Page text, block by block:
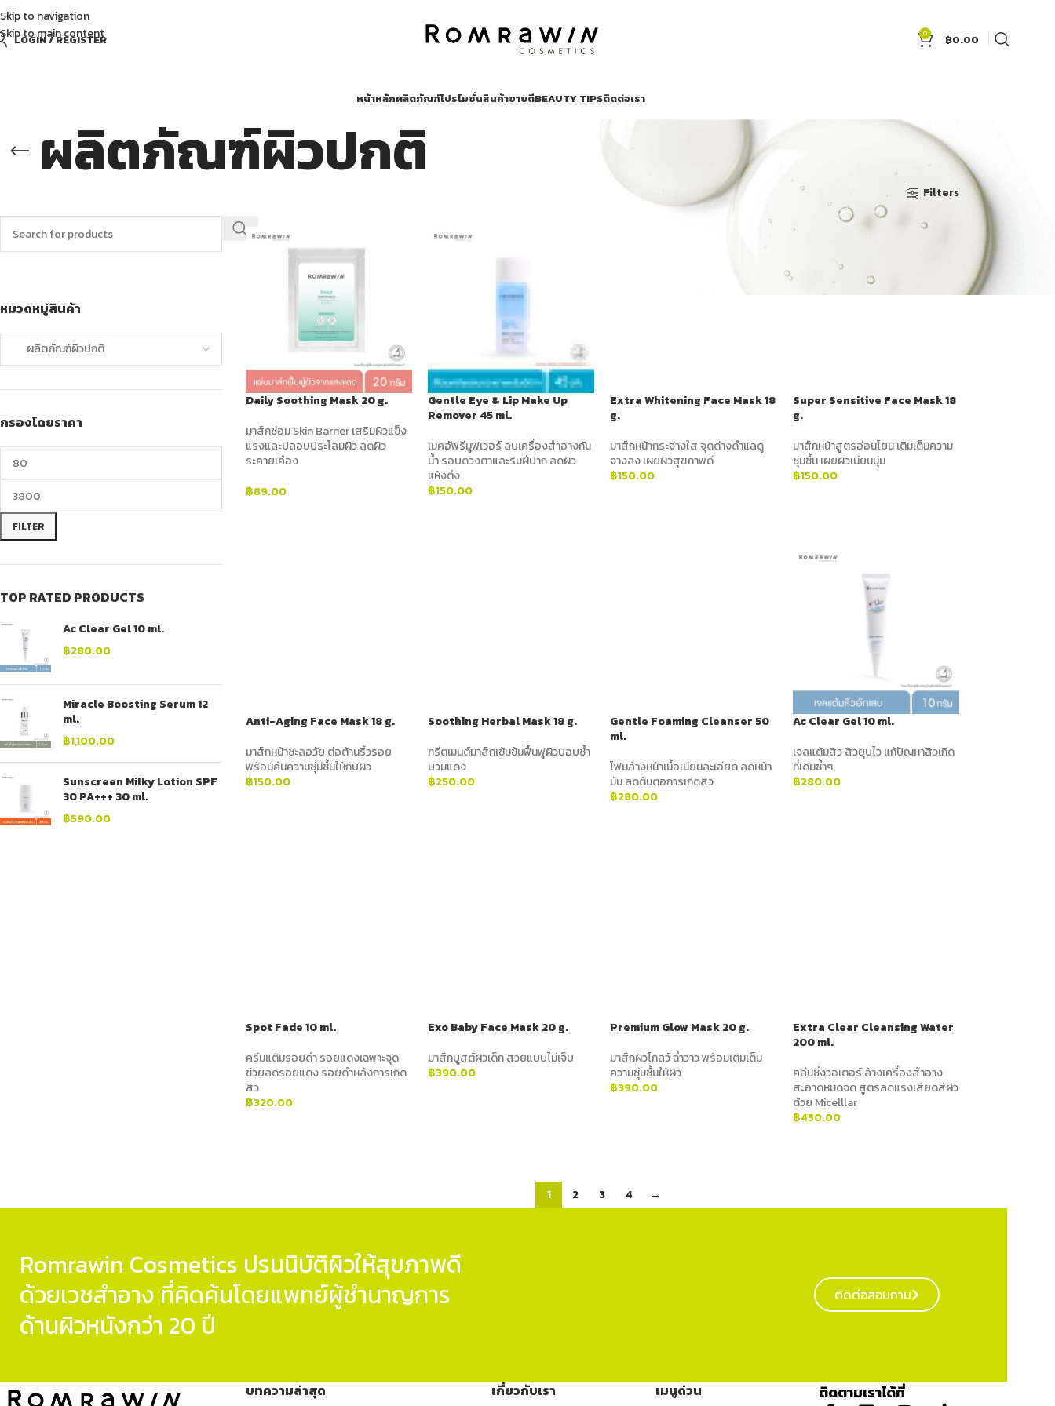
Skip to navigation
Skip to main content
LOGIN / REGISTER 0 ฿0.00
หน้าหลักผลิตภัณฑ์โปรโมชั่นสินค้าขายดีBEAUTY TIPSติดต่อเรา
ผลิตภัณฑ์ผิวปกติ
หมวดหมู่สินค้า
กรองโดยราคา
FILTER
TOP RATED PRODUCTS
Ac Clear Gel 10 ml.
฿280.00
Miracle Boosting Serum 12
ml.
฿1,100.00
Sunscreen Milky Lotion SPF
30 PA+++ 30 ml.
฿590.00
Show Filters
Daily Soothing Mask 20 g.
มาส์กซ่อม Skin Barrier เสริมผิวแข็ง
แรงและปลอบประโลมผิว ลดผิว
ระคายเคือง
฿89.00
Gentle Eye & Lip Make Up
Remover 45 ml.
เมคอัพรีมูฟเวอร์ ลบเครื่องสำอางกัน
น้ำ รอบดวงตาและริมฝีปาก ลดผิว
แห้งตึง
฿150.00
Extra Whitening Face Mask 18
g.
มาส์กหน้ากระจ่างใส จุดด่างดำแลดู
จางลง เผยผิวสุขภาพดี
฿150.00
Super Sensitive Face Mask 18
g.
มาส์กหน้าสูตรอ่อนโยน เติมเต็มความ
ชุ่มชื้น เผยผิวเนียนนุ่ม
฿150.00
Anti-Aging Face Mask 18 g.
มาส์กหน้าชะลอวัย ต่อต้านริ้วรอย
พร้อมคืนความชุ่มชื้นให้กับผิว
฿150.00
Soothing Herbal Mask 18 g.
ทรีตเมนต์มาส์กเข้มข้นฟื้นฟูผิวบอบช้ำ
บวมแดง
฿250.00
Gentle Foaming Cleanser 50
ml.
โฟมล้างหน้าเนื้อเนียนละเอียด ลดหน้า
มัน ลดต้นตอการเกิดสิว
฿280.00
Ac Clear Gel 10 ml.
เจลแต้มสิว สิวยุบไว แก้ปัญหาสิวเกิด
ที่เดิมซ้ำๆ
฿280.00
Spot Fade 10 ml.
ครีมแต้มรอยดำ รอยแดงเฉพาะจุด
ช่วยลดรอยแดง รอยดำหลังการเกิด
สิว
฿320.00
Exo Baby Face Mask 20 g.
มาส์กบูสต์ผิวเด็ก สวยแบบไม่เจ็บ
฿390.00
Premium Glow Mask 20 g.
มาส์กผิวโกลว์ ฉ่ำวาว พร้อมเติมเต็ม
ความชุ่มชื้นให้ผิว
฿390.00
Extra Clear Cleansing Water
200 ml.
คลีนซิ่งวอเตอร์ ล้างเครื่องสำอาง
สะอาดหมดจด สูตรลดแรงเสียดสีผิว
ด้วย Micelllar
฿450.00
1 2 3 4 →
Romrawin Cosmetics ปรนนิบัติผิวให้สุขภาพดี
ด้วยเวชสำอาง ที่คิดค้นโดยแพทย์ผู้ชำนาญการ
ด้านผิวหนังกว่า 20 ปี
ติดต่อสอบถาม
บทความล่าสุด เกี่ยวกับเรา เมนูด่วน ติดตามเราได้ที่